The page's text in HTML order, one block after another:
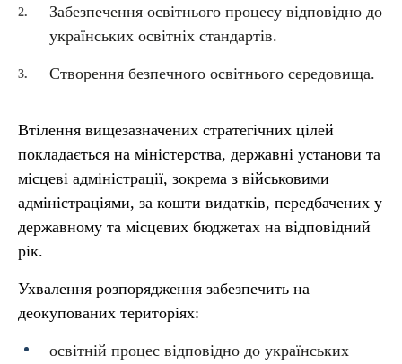
Забезпечення освітнього процесу відповідно до
українських освітніх стандартів.
Створення безпечного освітнього середовища.
Втілення вищезазначених стратегічних цілей
покладається на міністерства, державні установи та
місцеві адміністрації, зокрема з військовими
адміністраціями, за кошти видатків, передбачених у
державному та місцевих бюджетах на відповідний
рік.
Ухвалення розпорядження забезпечить на
деокупованих територіях:
освітній процес відповідно до українських